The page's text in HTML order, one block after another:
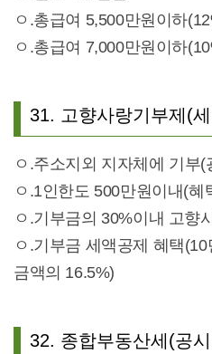
ㅇ.총급여 5,500만원이하
ㅇ.총급여 7,000만원이하
31. 고향사랑기부제(
ㅇ.주소지외 지자체에 기부(
ㅇ.1인한도 500만원이내(혜
ㅇ.기부금의 30%이내 고향
ㅇ.기부금 세액공제 혜택
금액의 16.5%)
32. 종합부동산세(공